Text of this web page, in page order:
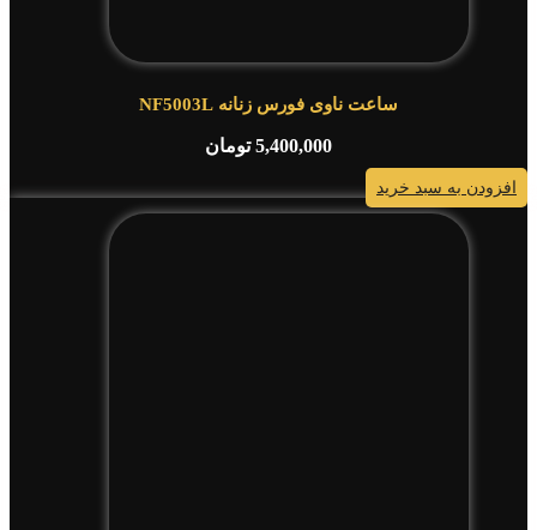
ساعت ناوی فورس زنانه NF5003L
5,400,000 تومان
افزودن به سبد خرید